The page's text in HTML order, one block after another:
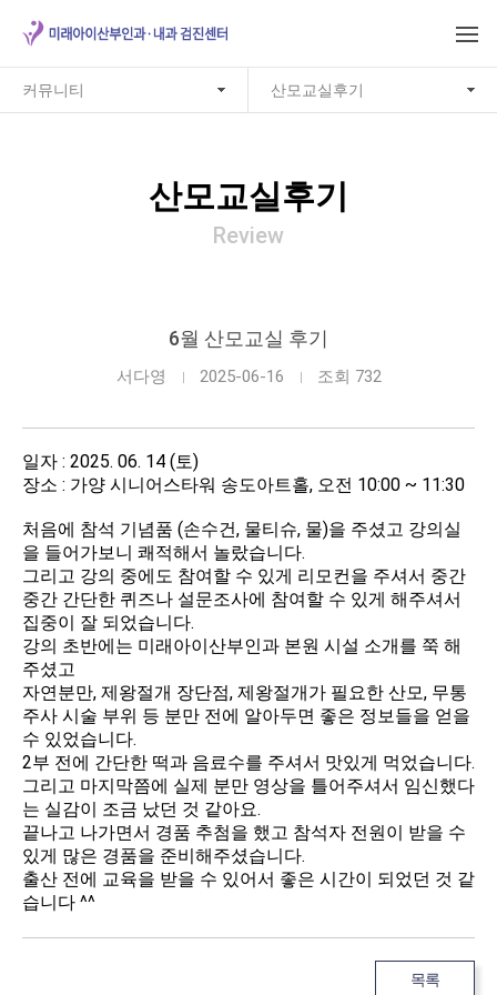
커뮤니티 산모교실후기
산모교실후기
Review
6월 산모교실 후기
서다영 2025-06-16 조회 732
일자 : 2025. 06. 14 (토)
장소 : 가양 시니어스타워 송도아트홀, 오전 10:00 ~ 11:30
처음에 참석 기념품 (손수건, 물티슈, 물)을 주셨고 강의실
을 들어가보니 쾌적해서 놀랐습니다.
그리고 강의 중에도 참여할 수 있게 리모컨을 주셔서 중간
중간 간단한 퀴즈나 설문조사에 참여할 수 있게 해주셔서
집중이 잘 되었습니다.
강의 초반에는 미래아이산부인과 본원 시설 소개를 쭉 해
주셨고
자연분만, 제왕절개 장단점, 제왕절개가 필요한 산모, 무통
주사 시술 부위 등 분만 전에 알아두면 좋은 정보들을 얻을
수 있었습니다.
2부 전에 간단한 떡과 음료수를 주셔서 맛있게 먹었습니다.
그리고 마지막쯤에 실제 분만 영상을 틀어주셔서 임신했다
는 실감이 조금 났던 것 같아요.
끝나고 나가면서 경품 추첨을 했고 참석자 전원이 받을 수
있게 많은 경품을 준비해주셨습니다.
출산 전에 교육을 받을 수 있어서 좋은 시간이 되었던 것 같
습니다 ^^
목록